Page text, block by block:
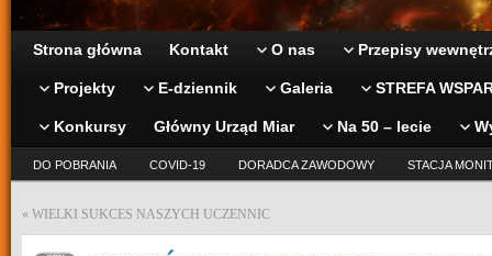
Strona główna Kontakt O nas Przepisy
Projekty E-dziennik Galeria STREFA
Konkursy Główny Urząd Miar Na 50 – lecie
DO POBRANIA COVID-19 DORADCA ZAWODOWY STACJA
« WIELKI SUKCES NASZYCH UCZENNIC